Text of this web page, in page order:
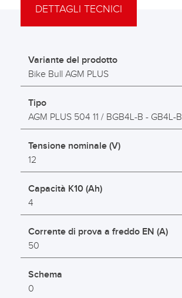
DETTAGLI TECNICI
Variante del prodotto
Bike Bull AGM PLUS
Tipo
AGM PLUS 504 11 / BGB4L-B - GB4L-B
Tensione nominale (V)
12
Capacità K10 (Ah)
4
Corrente di prova a freddo EN (A)
50
Schema
0